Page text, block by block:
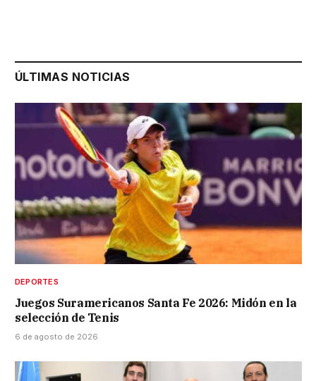
ÚLTIMAS NOTICIAS
DEPORTES
Juegos Suramericanos Santa Fe 2026: Midón en la
selección de Tenis
6 de agosto de 2026